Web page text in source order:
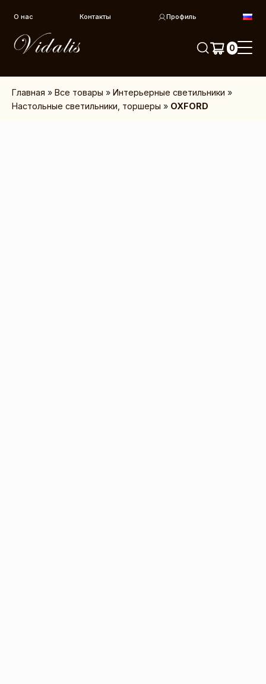
О нас Контакты Профиль
0
Главная »Все товары »Интерьерные светильники »
Настольные светильники, торшеры » OXFORD